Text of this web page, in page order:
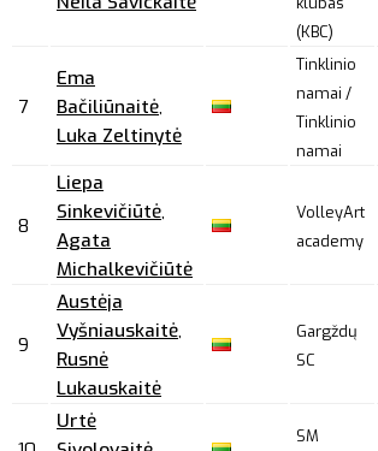
(KBC)
7
Ema
Bačiliūnaitė,
Luka Zeltinytė
Tinklinio
namai /
Tinklinio
namai
8
Liepa
Sinkevičiūtė,
Agata
Michalkevičiūtė
VolleyArt
academy
9
Austėja
Vyšniauskaitė,
Rusnė
Lukauskaitė
Gargždų
SC
Urtė
SM